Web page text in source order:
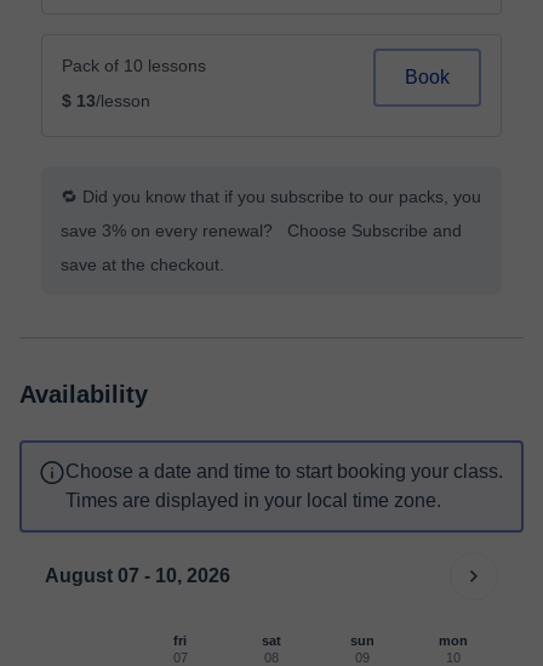
Pack of 10 lessons
$ 13/lesson
Book
🔁 Did you know that if you subscribe to our packs, you
save 3% on every renewal? Choose Subscribe and
save at the checkout.
Availability
Choose a date and time to start booking your class.
Times are displayed in your local time zone.
August 07 - 10, 2026
fri
07
sat
08
sun
09
mon
10